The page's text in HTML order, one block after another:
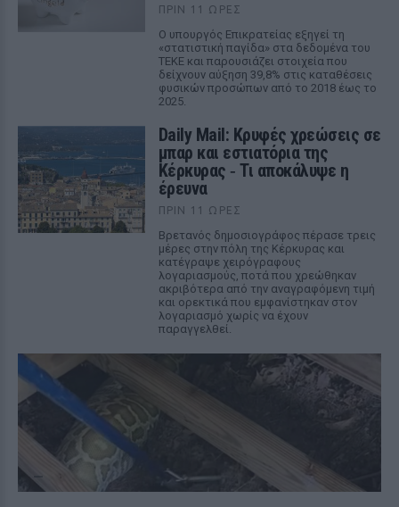
ΠΡΙΝ 11 ΏΡΕΣ
Ο υπουργός Επικρατείας εξηγεί τη
«στατιστική παγίδα» στα δεδομένα του
ΤΕΚΕ και παρουσιάζει στοιχεία που
δείχνουν αύξηση 39,8% στις καταθέσεις
φυσικών προσώπων από το 2018 έως το
2025.
Daily Mail: Κρυφές χρεώσεις σε
μπαρ και εστιατόρια της
Κέρκυρας ‑ Τι αποκάλυψε η
έρευνα
ΠΡΙΝ 11 ΏΡΕΣ
Βρετανός δημοσιογράφος πέρασε τρεις
μέρες στην πόλη της Κέρκυρας και
κατέγραψε χειρόγραφους
λογαριασμούς, ποτά που χρεώθηκαν
ακριβότερα από την αναγραφόμενη τιμή
και ορεκτικά που εμφανίστηκαν στον
λογαριασμό χωρίς να έχουν
παραγγελθεί.